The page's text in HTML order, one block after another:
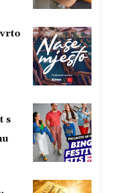
s